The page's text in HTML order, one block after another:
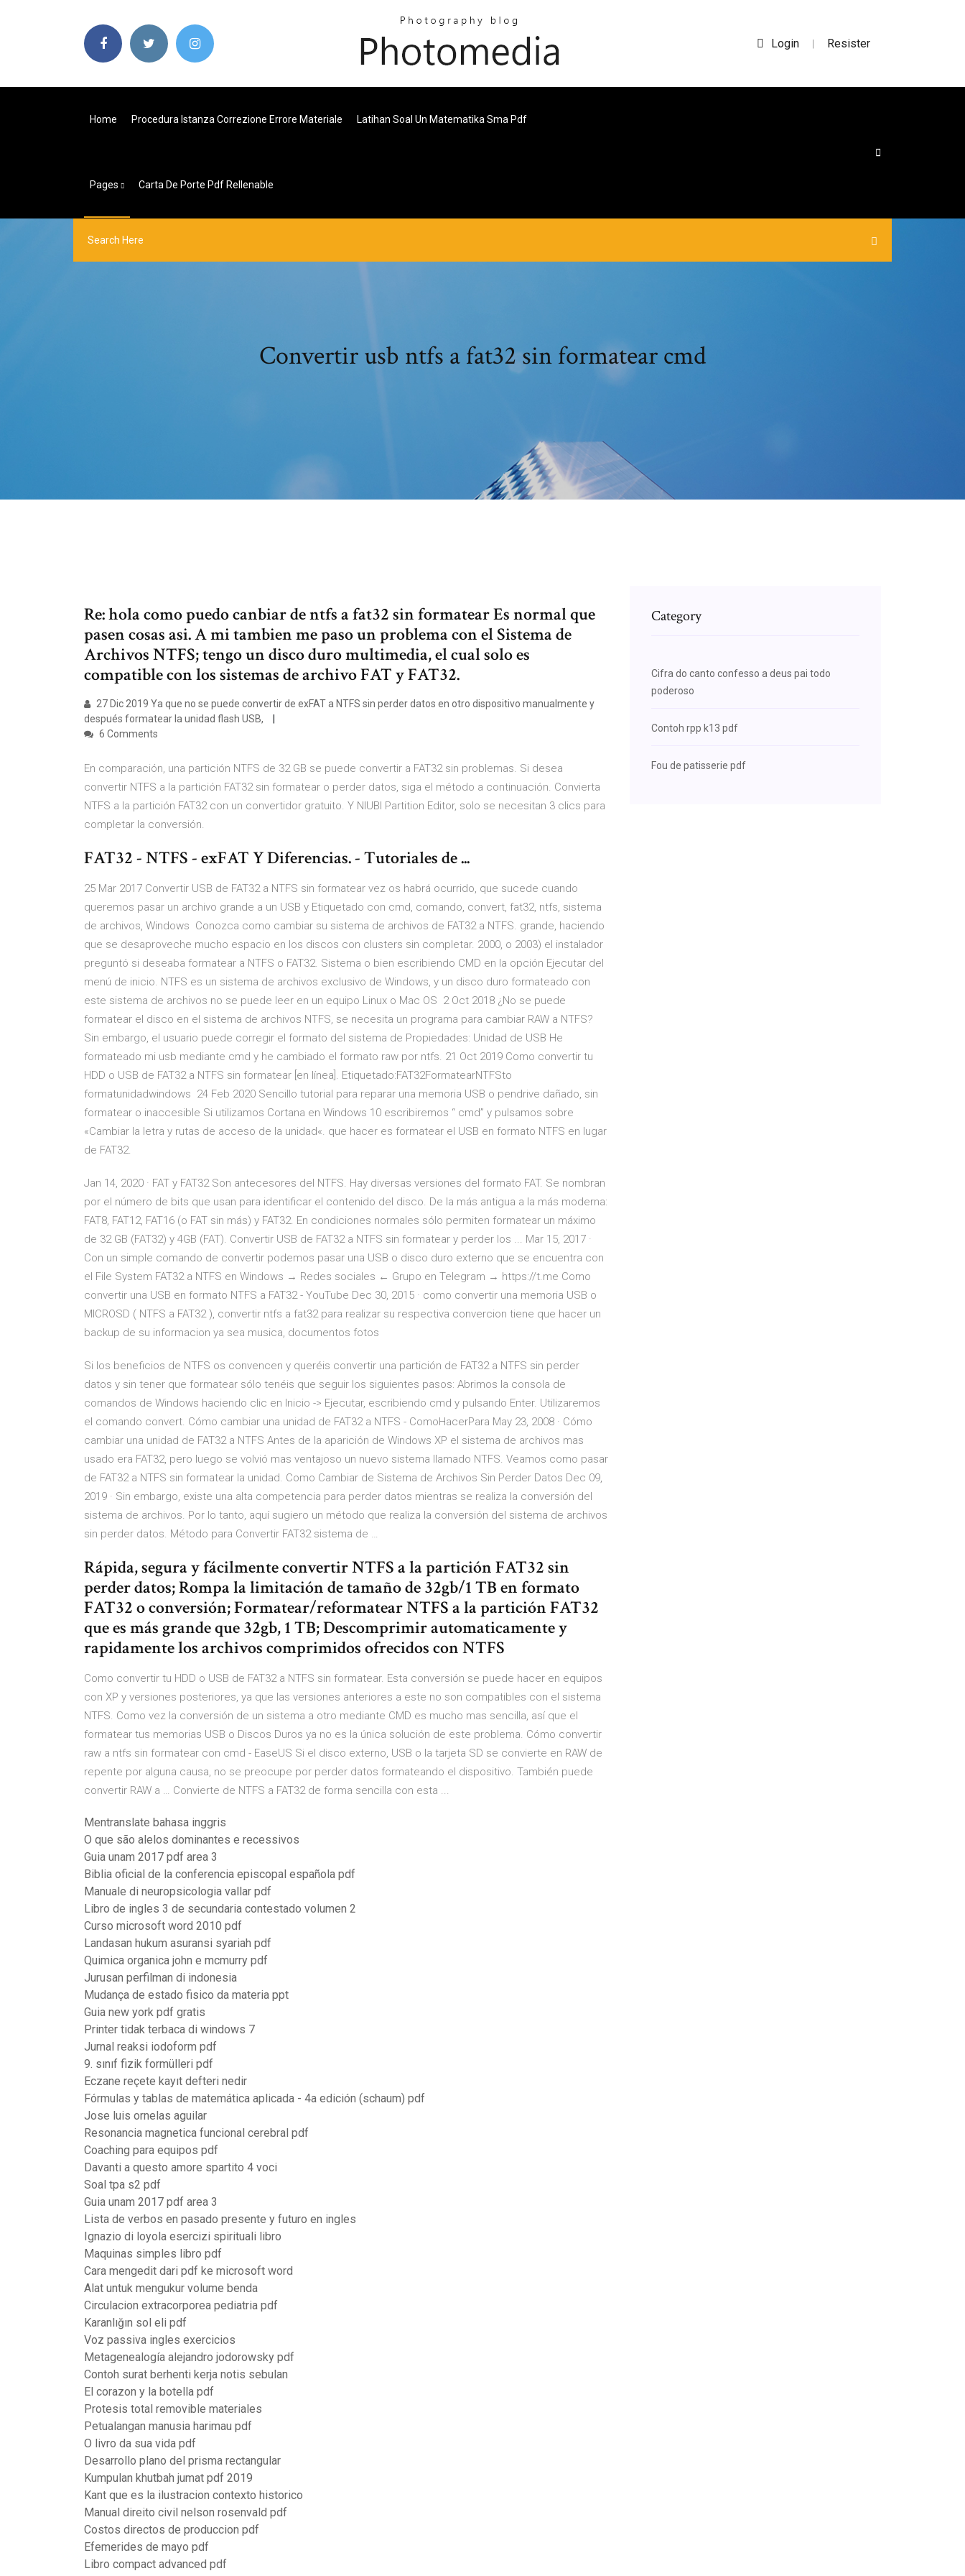
Login | Resister
Home Procedura Istanza Correzione Errore Materiale Latihan Soal Un Matematika Sma Pdf
Pages Carta De Porte Pdf Rellenable
Convertir usb ntfs a fat32 sin formatear cmd
Re: hola como puedo canbiar de ntfs a fat32 sin formatear Es normal que
pasen cosas asi. A mi tambien me paso un problema con el Sistema de
Archivos NTFS; tengo un disco duro multimedia, el cual solo es
compatible con los sistemas de archivo FAT y FAT32.
27 Dic 2019 Ya que no se puede convertir de exFAT a NTFS sin perder datos en otro dispositivo manualmente y
después formatear la unidad flash USB,
6 Comments
En comparación, una partición NTFS de 32 GB se puede convertir a FAT32 sin problemas. Si desea
convertir NTFS a la partición FAT32 sin formatear o perder datos, siga el método a continuación. Convierta
NTFS a la partición FAT32 con un convertidor gratuito. Y NIUBI Partition Editor, solo se necesitan 3 clics para
completar la conversión.
FAT32 - NTFS - exFAT Y Diferencias. - Tutoriales de ...
25 Mar 2017 Convertir USB de FAT32 a NTFS sin formatear vez os habrá ocurrido, que sucede cuando
queremos pasar un archivo grande a un USB y Etiquetado con cmd, comando, convert, fat32, ntfs, sistema
de archivos, Windows Conozca como cambiar su sistema de archivos de FAT32 a NTFS. grande, haciendo
que se desaproveche mucho espacio en los discos con clusters sin completar. 2000, o 2003) el instalador
preguntó si deseaba formatear a NTFS o FAT32. Sistema o bien escribiendo CMD en la opción Ejecutar del
menú de inicio. NTFS es un sistema de archivos exclusivo de Windows, y un disco duro formateado con
este sistema de archivos no se puede leer en un equipo Linux o Mac OS 2 Oct 2018 ¿No se puede
formatear el disco en el sistema de archivos NTFS, se necesita un programa para cambiar RAW a NTFS?
Sin embargo, el usuario puede corregir el formato del sistema de Propiedades: Unidad de USB He
formateado mi usb mediante cmd y he cambiado el formato raw por ntfs. 21 Oct 2019 Como convertir tu
HDD o USB de FAT32 a NTFS sin formatear [en línea]. Etiquetado:FAT32FormatearNTFSto
formatunidadwindows 24 Feb 2020 Sencillo tutorial para reparar una memoria USB o pendrive dañado, sin
formatear o inaccesible Si utilizamos Cortana en Windows 10 escribiremos “ cmd” y pulsamos sobre
«Cambiar la letra y rutas de acceso de la unidad«. que hacer es formatear el USB en formato NTFS en lugar
de FAT32.
Jan 14, 2020 · FAT y FAT32 Son antecesores del NTFS. Hay diversas versiones del formato FAT. Se nombran
por el número de bits que usan para identificar el contenido del disco. De la más antigua a la más moderna:
FAT8, FAT12, FAT16 (o FAT sin más) y FAT32. En condiciones normales sólo permiten formatear un máximo
de 32 GB (FAT32) y 4GB (FAT). Convertir USB de FAT32 a NTFS sin formatear y perder los ... Mar 15, 2017 ·
Con un simple comando de convertir podemos pasar una USB o disco duro externo que se encuentra con
el File System FAT32 a NTFS en Windows → Redes sociales ← Grupo en Telegram → https://t.me Como
convertir una USB en formato NTFS a FAT32 - YouTube Dec 30, 2015 · como convertir una memoria USB o
MICROSD ( NTFS a FAT32 ), convertir ntfs a fat32 para realizar su respectiva convercion tiene que hacer un
backup de su informacion ya sea musica, documentos fotos
Si los beneficios de NTFS os convencen y queréis convertir una partición de FAT32 a NTFS sin perder
datos y sin tener que formatear sólo tenéis que seguir los siguientes pasos: Abrimos la consola de
comandos de Windows haciendo clic en Inicio -> Ejecutar, escribiendo cmd y pulsando Enter. Utilizaremos
el comando convert. Cómo cambiar una unidad de FAT32 a NTFS - ComoHacerPara May 23, 2008 · Cómo
cambiar una unidad de FAT32 a NTFS Antes de la aparición de Windows XP el sistema de archivos mas
usado era FAT32, pero luego se volvió mas ventajoso un nuevo sistema llamado NTFS. Veamos como pasar
de FAT32 a NTFS sin formatear la unidad. Como Cambiar de Sistema de Archivos Sin Perder Datos Dec 09,
2019 · Sin embargo, existe una alta competencia para perder datos mientras se realiza la conversión del
sistema de archivos. Por lo tanto, aquí sugiero un método que realiza la conversión del sistema de archivos
sin perder datos. Método para Convertir FAT32 sistema de …
Rápida, segura y fácilmente convertir NTFS a la partición FAT32 sin
perder datos; Rompa la limitación de tamaño de 32gb/1 TB en formato
FAT32 o conversión; Formatear/reformatear NTFS a la partición FAT32
que es más grande que 32gb, 1 TB; Descomprimir automaticamente y
rapidamente los archivos comprimidos ofrecidos con NTFS
Como convertir tu HDD o USB de FAT32 a NTFS sin formatear. Esta conversión se puede hacer en equipos
con XP y versiones posteriores, ya que las versiones anteriores a este no son compatibles con el sistema
NTFS. Como vez la conversión de un sistema a otro mediante CMD es mucho mas sencilla, así que el
formatear tus memorias USB o Discos Duros ya no es la única solución de este problema. Cómo convertir
raw a ntfs sin formatear con cmd - EaseUS Si el disco externo, USB o la tarjeta SD se convierte en RAW de
repente por alguna causa, no se preocupe por perder datos formateando el dispositivo. También puede
convertir RAW a … Convierte de NTFS a FAT32 de forma sencilla con esta ...
Mentranslate bahasa inggris
O que são alelos dominantes e recessivos
Guia unam 2017 pdf area 3
Biblia oficial de la conferencia episcopal española pdf
Manuale di neuropsicologia vallar pdf
Libro de ingles 3 de secundaria contestado volumen 2
Curso microsoft word 2010 pdf
Landasan hukum asuransi syariah pdf
Quimica organica john e mcmurry pdf
Jurusan perfilman di indonesia
Mudança de estado fisico da materia ppt
Guia new york pdf gratis
Printer tidak terbaca di windows 7
Jurnal reaksi iodoform pdf
9. sınıf fizik formülleri pdf
Eczane reçete kayıt defteri nedir
Fórmulas y tablas de matemática aplicada - 4a edición (schaum) pdf
Jose luis ornelas aguilar
Resonancia magnetica funcional cerebral pdf
Coaching para equipos pdf
Davanti a questo amore spartito 4 voci
Soal tpa s2 pdf
Guia unam 2017 pdf area 3
Lista de verbos en pasado presente y futuro en ingles
Ignazio di loyola esercizi spirituali libro
Maquinas simples libro pdf
Cara mengedit dari pdf ke microsoft word
Alat untuk mengukur volume benda
Circulacion extracorporea pediatria pdf
Karanlığın sol eli pdf
Voz passiva ingles exercicios
Metagenealogía alejandro jodorowsky pdf
Contoh surat berhenti kerja notis sebulan
El corazon y la botella pdf
Protesis total removible materiales
Petualangan manusia harimau pdf
O livro da sua vida pdf
Desarrollo plano del prisma rectangular
Kumpulan khutbah jumat pdf 2019
Kant que es la ilustracion contexto historico
Manual direito civil nelson rosenvald pdf
Costos directos de produccion pdf
Efemerides de mayo pdf
Libro compact advanced pdf
Category
Cifra do canto confesso a deus pai todo
poderoso
Contoh rpp k13 pdf
Fou de patisserie pdf